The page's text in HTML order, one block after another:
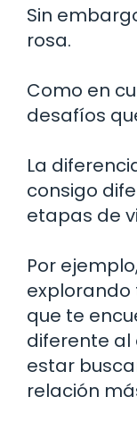
Sin
rosa.
Como en
desafíos
La
consigo
etapas de
Por
explorando
que te
diferente al
estar
relación